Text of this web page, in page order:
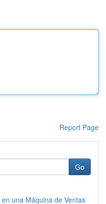
Report Page
Go
una Máquina de Ventas